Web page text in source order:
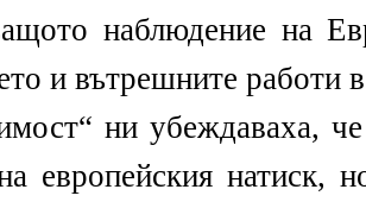
наблюдение на
и вътрешните работи
ни убеждаваха,
европейския натиск,